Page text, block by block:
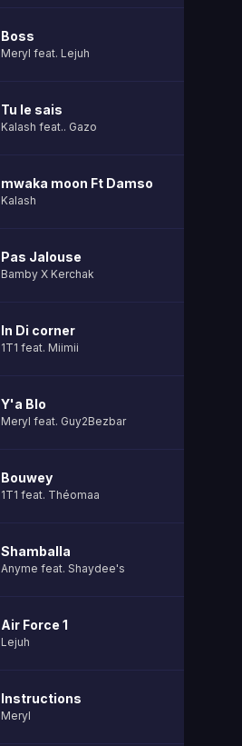
Boss
Meryl feat. Lejuh
Tu le sais
Kalash feat.. Gazo
mwaka moon Ft Damso
Kalash
Pas Jalouse
Bamby X Kerchak
In Di corner
1T1 feat. Miimii
Y'a Blo
Meryl feat. Guy2Bezbar
Bouwey
1T1 feat. Théomaa
Shamballa
Anyme feat. Shaydee's
Air Force 1
Lejuh
Instructions
Meryl